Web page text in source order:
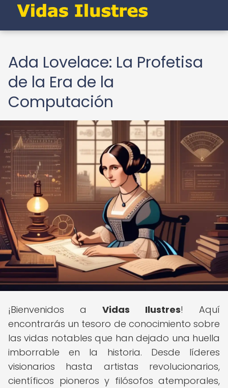
Ada Lovelace: La Profetisa
de la Era de la
Computación
¡Bienvenidos a Vidas Ilustres! Aquí
encontrarás un tesoro de conocimiento sobre
las vidas notables que han dejado una huella
imborrable en la historia. Desde líderes
visionarios hasta artistas revolucionarios,
científicos pioneros y filósofos atemporales,